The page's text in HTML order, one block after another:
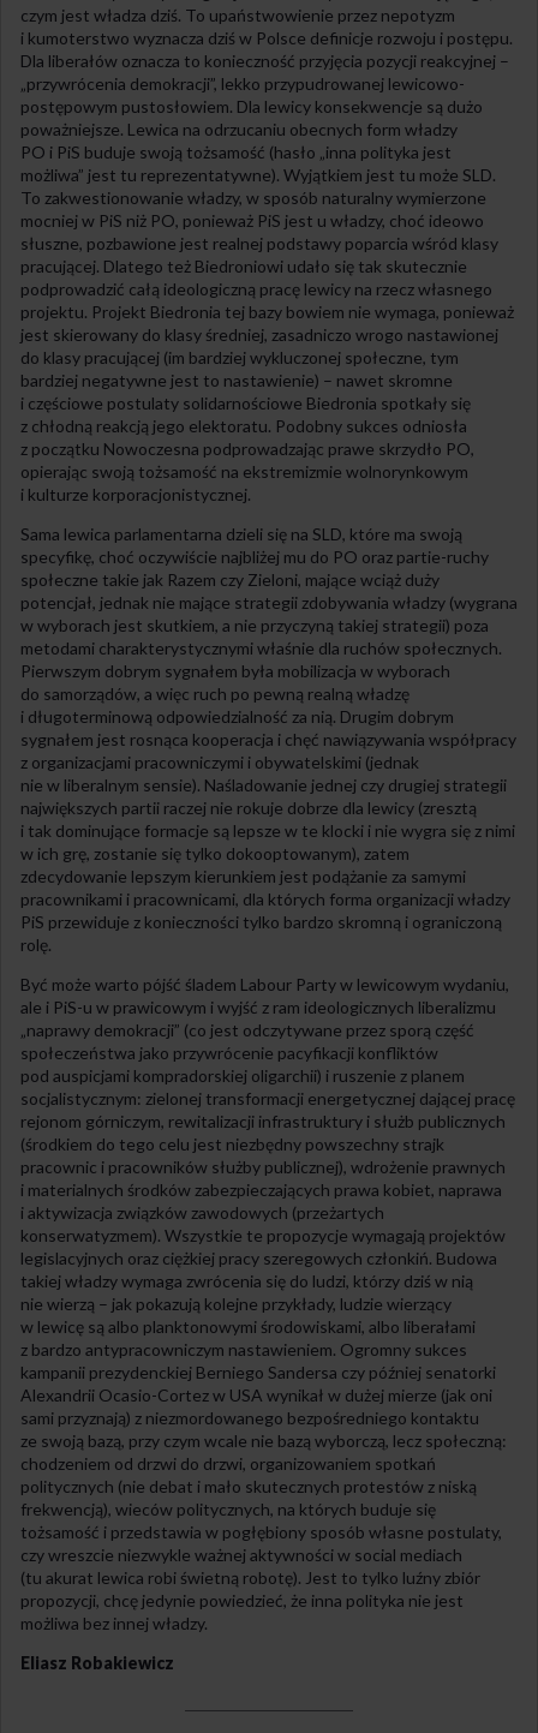
czym jest władza dziś. To upaństwowienie przez nepotyzm
i kumoterstwo wyznacza dziś w Polsce definicje rozwoju i postępu.
Dla liberałów oznacza to konieczność przyjęcia pozycji reakcyjnej –
„przywrócenia demokracji”, lekko przypudrowanej lewicowo-
postępowym pustosłowiem. Dla lewicy konsekwencje są dużo
poważniejsze. Lewica na odrzucaniu obecnych form władzy
PO i PiS buduje swoją tożsamość (hasło „inna polityka jest
możliwa” jest tu reprezentatywne). Wyjątkiem jest tu może SLD.
To zakwestionowanie władzy, w sposób naturalny wymierzone
mocniej w PiS niż PO, ponieważ PiS jest u władzy, choć ideowo
słuszne, pozbawione jest realnej podstawy poparcia wśród klasy
pracującej. Dlatego też Biedroniowi udało się tak skutecznie
podprowadzić całą ideologiczną pracę lewicy na rzecz własnego
projektu. Projekt Biedronia tej bazy bowiem nie wymaga, ponieważ
jest skierowany do klasy średniej, zasadniczo wrogo nastawionej
do klasy pracującej (im bardziej wykluczonej społeczne, tym
bardziej negatywne jest to nastawienie) – nawet skromne
i częściowe postulaty solidarnościowe Biedronia spotkały się
z chłodną reakcją jego elektoratu. Podobny sukces odniosła
z początku Nowoczesna podprowadzając prawe skrzydło PO,
opierając swoją tożsamość na ekstremizmie wolnorynkowym
i kulturze korporacjonistycznej.
Sama lewica parlamentarna dzieli się na SLD, które ma swoją
specyfikę, choć oczywiście najbliżej mu do PO oraz partie-ruchy
społeczne takie jak Razem czy Zieloni, mające wciąż duży
potencjał, jednak nie mające strategii zdobywania władzy (wygrana
w wyborach jest skutkiem, a nie przyczyną takiej strategii) poza
metodami charakterystycznymi właśnie dla ruchów społecznych.
Pierwszym dobrym sygnałem była mobilizacja w wyborach
do samorządów, a więc ruch po pewną realną władzę
i długoterminową odpowiedzialność za nią. Drugim dobrym
sygnałem jest rosnąca kooperacja i chęć nawiązywania współpracy
z organizacjami pracowniczymi i obywatelskimi (jednak
nie w liberalnym sensie). Naśladowanie jednej czy drugiej strategii
największych partii raczej nie rokuje dobrze dla lewicy (zresztą
i tak dominujące formacje są lepsze w te klocki i nie wygra się z nimi
w ich grę, zostanie się tylko dokooptowanym), zatem
zdecydowanie lepszym kierunkiem jest podążanie za samymi
pracownikami i pracownicami, dla których forma organizacji władzy
PiS przewiduje z konieczności tylko bardzo skromną i ograniczoną
rolę.
Być może warto pójść śladem Labour Party w lewicowym wydaniu,
ale i PiS-u w prawicowym i wyjść z ram ideologicznych liberalizmu
„naprawy demokracji” (co jest odczytywane przez sporą część
społeczeństwa jako przywrócenie pacyfikacji konfliktów
pod auspicjami kompradorskiej oligarchii) i ruszenie z planem
socjalistycznym: zielonej transformacji energetycznej dającej pracę
rejonom górniczym, rewitalizacji infrastruktury i służb publicznych
(środkiem do tego celu jest niezbędny powszechny strajk
pracownic i pracowników służby publicznej), wdrożenie prawnych
i materialnych środków zabezpieczających prawa kobiet, naprawa
i aktywizacja związków zawodowych (przeżartych
konserwatyzmem). Wszystkie te propozycje wymagają projektów
legislacyjnych oraz ciężkiej pracy szeregowych członkiń. Budowa
takiej władzy wymaga zwrócenia się do ludzi, którzy dziś w nią
nie wierzą – jak pokazują kolejne przykłady, ludzie wierzący
w lewicę są albo planktonowymi środowiskami, albo liberałami
z bardzo antypracowniczym nastawieniem. Ogromny sukces
kampanii prezydenckiej Berniego Sandersa czy później senatorki
Alexandrii Ocasio-Cortez w USA wynikał w dużej mierze (jak oni
sami przyznają) z niezmordowanego bezpośredniego kontaktu
ze swoją bazą, przy czym wcale nie bazą wyborczą, lecz społeczną:
chodzeniem od drzwi do drzwi, organizowaniem spotkań
politycznych (nie debat i mało skutecznych protestów z niską
frekwencją), wieców politycznych, na których buduje się
tożsamość i przedstawia w pogłębiony sposób własne postulaty,
czy wreszcie niezwykle ważnej aktywności w social mediach
(tu akurat lewica robi świetną robotę). Jest to tylko luźny zbiór
propozycji, chcę jedynie powiedzieć, że inna polityka nie jest
możliwa bez innej władzy.
Eliasz Robakiewicz